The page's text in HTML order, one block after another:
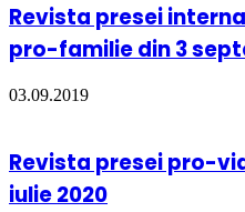
Revista presei
pro-familie din 3
03.09.2019
Revista presei pro-
iulie 2020